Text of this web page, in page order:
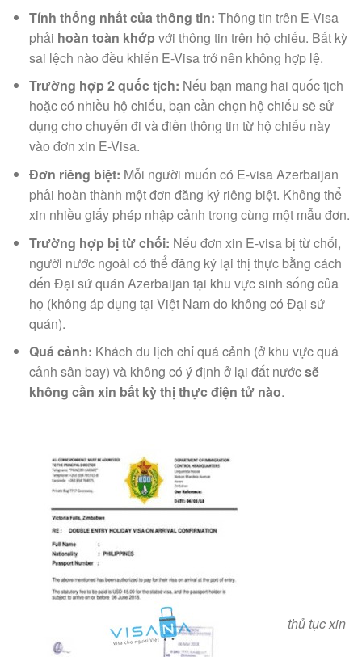
Tính thống nhất của thông tin: Thông tin trên E-Visa
phải hoàn toàn khớp với thông tin trên hộ chiếu. Bất kỳ
sai lệch nào đều khiến E-Visa trở nên không hợp lệ.
Trường hợp 2 quốc tịch: Nếu bạn mang hai quốc tịch
hoặc có nhiều hộ chiếu, bạn cần chọn hộ chiếu sẽ sử
dụng cho chuyến đi và điền thông tin từ hộ chiếu này
vào đơn xin E-Visa.
Đơn riêng biệt: Mỗi người muốn có E-visa Azerbaijan
phải hoàn thành một đơn đăng ký riêng biệt. Không thể
xin nhiều giấy phép nhập cảnh trong cùng một mẫu đơn.
Trường hợp bị từ chối: Nếu đơn xin E-visa bị từ chối,
người nước ngoài có thể đăng ký lại thị thực bằng cách
đến Đại sứ quán Azerbaijan tại khu vực sinh sống của
họ (không áp dụng tại Việt Nam do không có Đại sứ
quán).
Quá cảnh: Khách du lịch chỉ quá cảnh (ở khu vực quá
cảnh sân bay) và không có ý định ở lại đất nướcsẽ
không cần xin bất kỳ thị thực điện tử nào.
thủ tục xin